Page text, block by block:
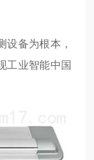
设备为根本，
工业智能中国